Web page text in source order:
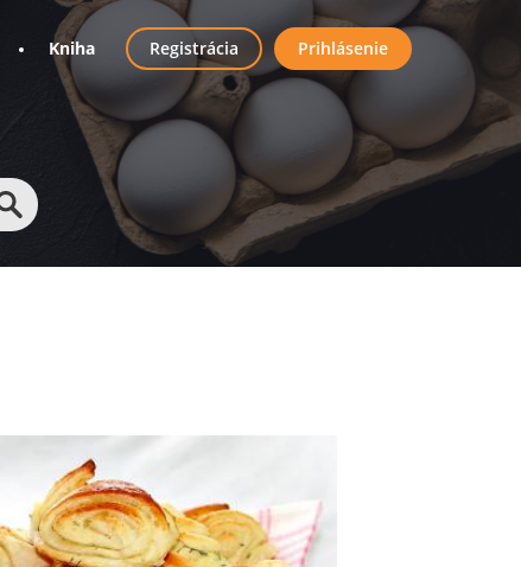
Kniha
User
account
menu
Registrácia Prihlásenie